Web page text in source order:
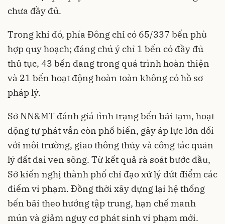
chưa đầy đủ.
Trong khi đó, phía Đông chỉ có 65/337 bến phù
hợp quy hoạch; đáng chú ý chỉ 1 bến có đầy đủ
thủ tục, 43 bến đang trong quá trình hoàn thiện
và 21 bến hoạt động hoàn toàn không có hồ sơ
pháp lý.
Sở NN&MT đánh giá tình trạng bến bãi tạm, hoạt
động tự phát vẫn còn phổ biến, gây áp lực lớn đối
với môi trường, giao thông thủy và công tác quản
lý đất đai ven sông. Từ kết quả rà soát bước đầu,
Sở kiến nghị thành phố chỉ đạo xử lý dứt điểm các
điểm vi phạm. Đồng thời xây dựng lại hệ thống
bến bãi theo hướng tập trung, hạn chế manh
mún và giảm nguy cơ phát sinh vi phạm mới.